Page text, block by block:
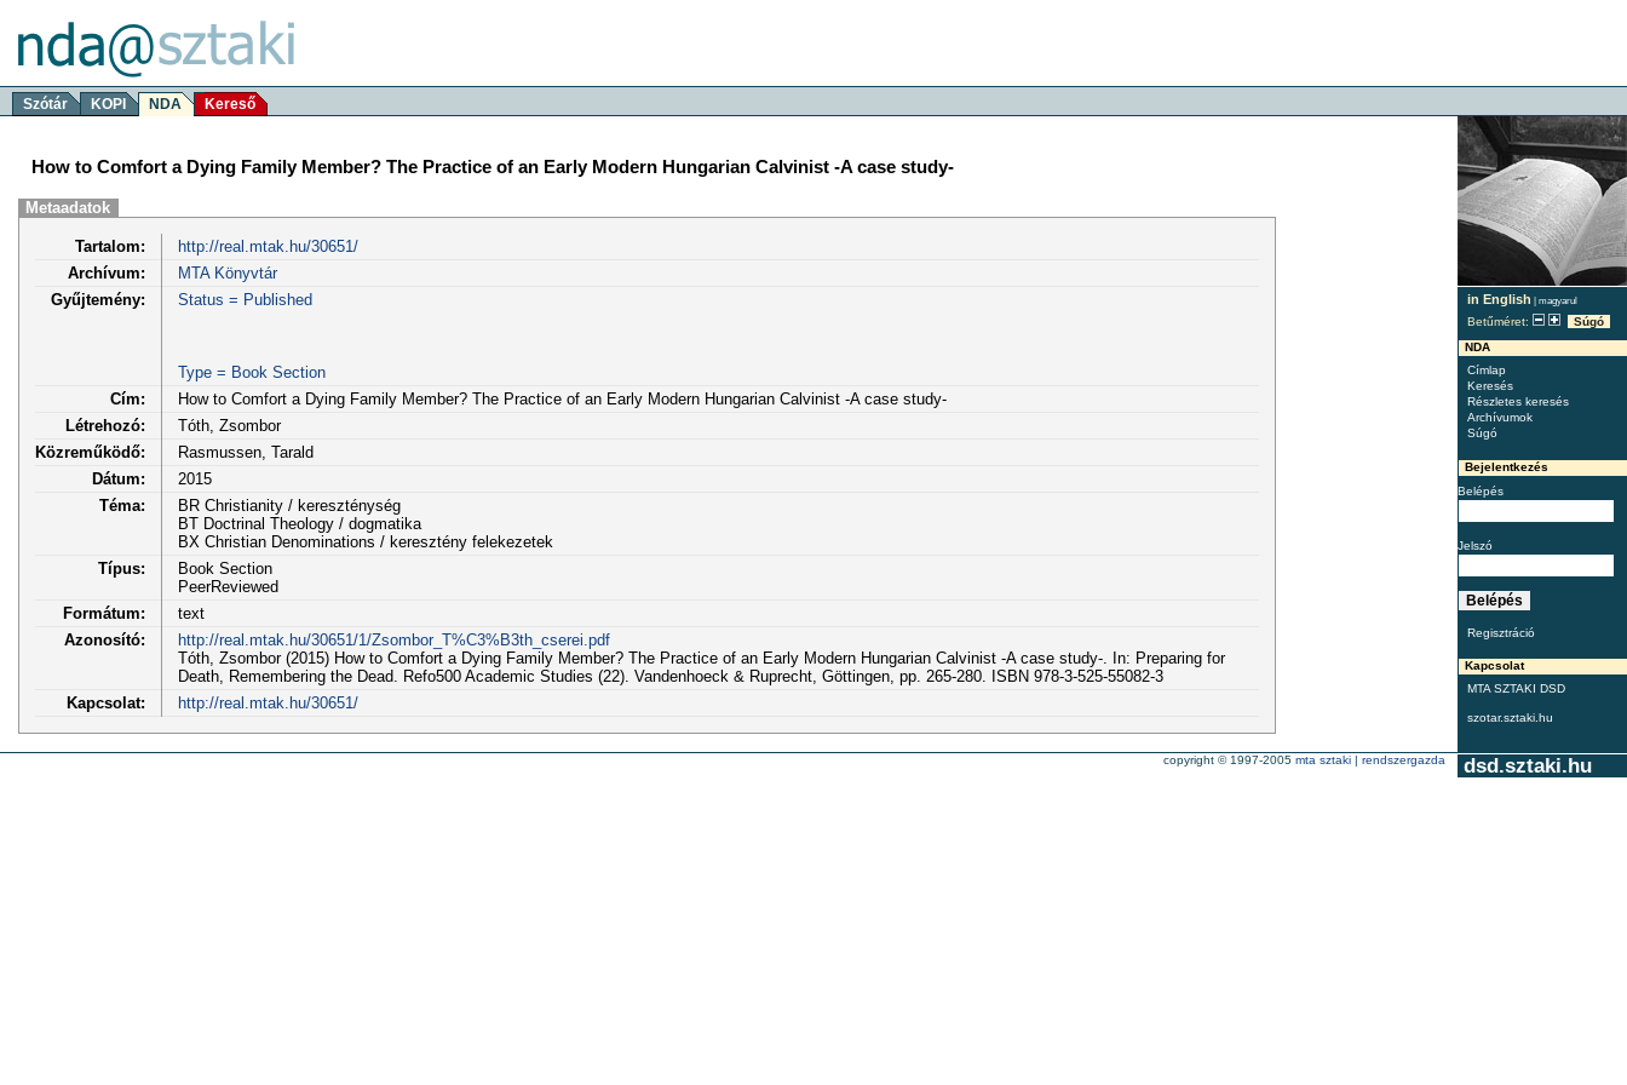
Szótár KOPI NDA Kereső
in English | magyarul
Betűméret:
Súgó
NDA
Címlap
Keresés
Részletes keresés
Archívumok
Súgó
Bejelentkezés
Belépés
Jelszó
Regisztráció
Kapcsolat
MTA SZTAKI DSD
szotar.sztaki.hu
How to Comfort a Dying Family Member? The Practice of an Early Modern Hungarian Calvinist -A case study-
Metaadatok
Tartalom:
http://real.mtak.hu/30651/
Archívum:
MTA Könyvtár
Gyűjtemény:
Status = Published
Type = Book Section
Cím:
How to Comfort a Dying Family Member? The Practice of an Early Modern Hungarian Calvinist -A case study-
Létrehozó:
Tóth, Zsombor
Közreműködő:
Rasmussen, Tarald
Dátum:
2015
Téma:
BR Christianity / kereszténység
BT Doctrinal Theology / dogmatika
BX Christian Denominations / keresztény felekezetek
Típus:
Book Section
PeerReviewed
Formátum:
text
Azonosító:
http://real.mtak.hu/30651/1/Zsombor_T%C3%B3th_cserei.pdf
Tóth, Zsombor (2015) How to Comfort a Dying Family Member? The Practice of an Early Modern Hungarian Calvinist -A case study-. In: Preparing for
Death, Remembering the Dead. Refo500 Academic Studies (22). Vandenhoeck & Ruprecht, Göttingen, pp. 265-280. ISBN 978-3-525-55082-3
Kapcsolat:
http://real.mtak.hu/30651/
dsd.sztaki.hu
copyright © 1997-2005 mta sztaki | rendszergazda